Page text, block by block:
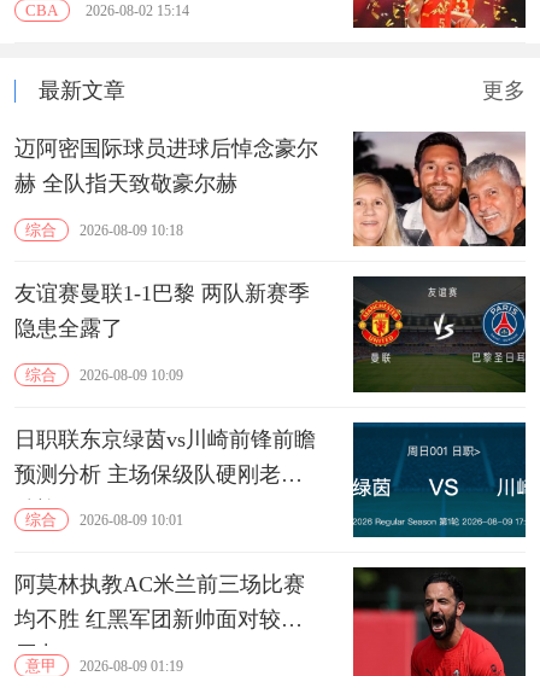
CBA 2026-08-02 15:14
最新文章 更多
迈阿密国际球员进球后悼念豪尔
赫 全队指天致敬豪尔赫
综合 2026-08-09 10:18
友谊赛曼联1-1巴黎 两队新赛季
隐患全露了
综合 2026-08-09 10:09
日职联东京绿茵vs川崎前锋前瞻
预测分析 主场保级队硬刚老牌
劲旅
综合 2026-08-09 10:01
阿莫林执教AC米兰前三场比赛
均不胜 红黑军团新帅面对较大
压力
意甲 2026-08-09 01:19